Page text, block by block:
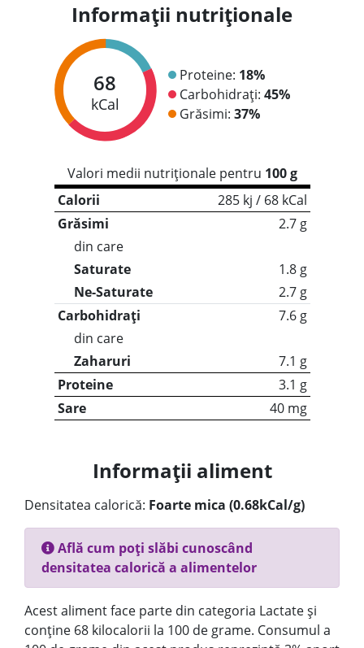
Informații nutriționale
68
kCal
Proteine: 18%
Carbohidrați: 45%
Grăsimi: 37%
Valori medii nutriționale pentru 100 g
Calorii
285 kj / 68 kCal
Grăsimi
2.7 g
din care
Saturate
1.8 g
Ne-Saturate
2.7 g
Carbohidrați
7.6 g
din care
Zaharuri
7.1 g
Proteine
3.1 g
Sare
40 mg
Informații aliment
Densitatea calorică: Foarte mica (0.68kCal/g)
Află cum poți slăbi cunoscând
densitatea calorică a alimentelor
Acest aliment face parte din categoria Lactate și
conține 68 kilocalorii la 100 de grame. Consumul a